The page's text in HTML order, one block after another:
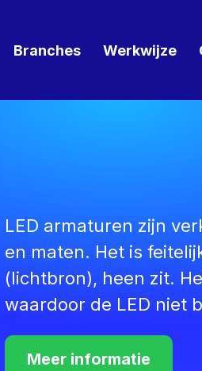
Branches Werkwijze
LED armaturen zijn
en maten. Het is
(lichtbron), heen zit.
waardoor de LED niet
Meer informatie